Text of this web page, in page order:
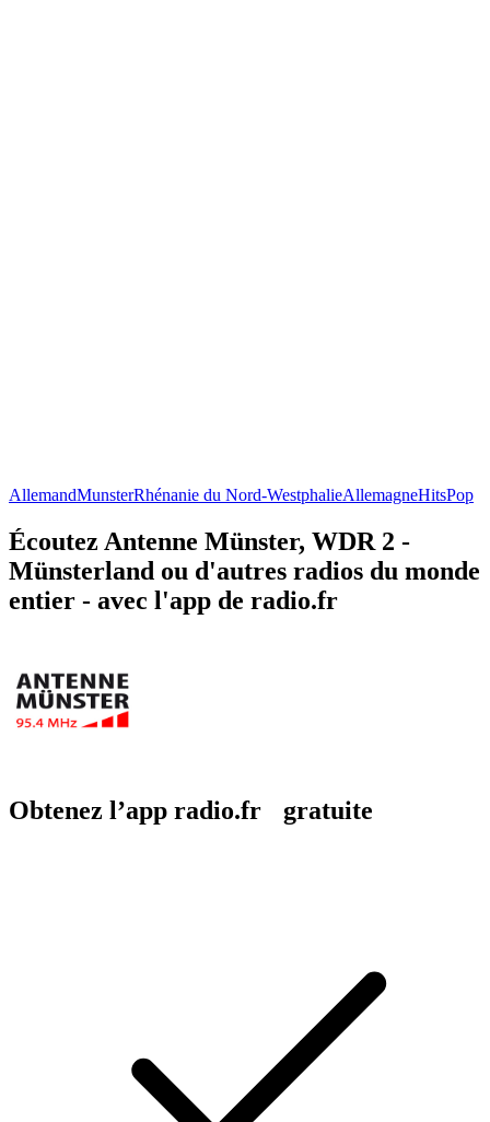
AllemandMunsterRhénanie du Nord-WestphalieAllemagneHitsPop
Écoutez Antenne Münster, WDR 2 -
Münsterland ou d'autres radios du monde
entier - avec l'app de radio.fr
Obtenez l’app radio.fr gratuite